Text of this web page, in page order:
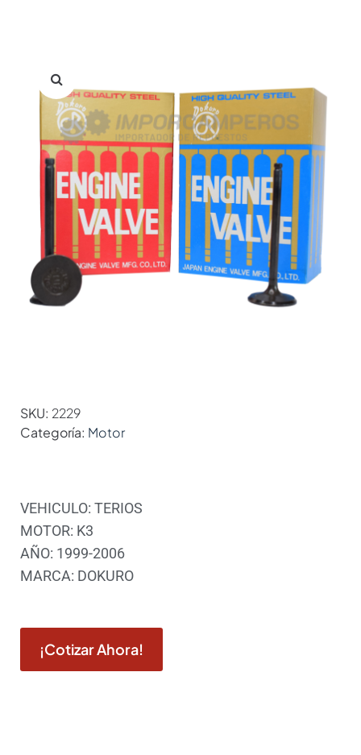
SKU: 2229
Categoría: Motor
VEHICULO: TERIOS
MOTOR: K3
AÑO: 1999-2006
MARCA: DOKURO
¡Cotizar Ahora!